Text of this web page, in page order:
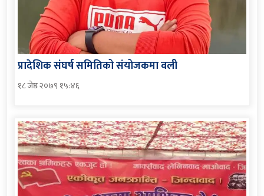
प्रादेशिक संघर्ष समितिको संयोजकमा वली
१८ जेष्ठ २०७९ १५:४६